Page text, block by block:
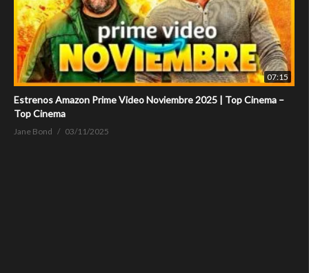
07:15
Estrenos Amazon Prime Video Noviembre 2025 | Top Cinema –
Top Cinema
Jane Bond 03/11/2025